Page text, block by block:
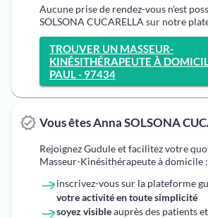
Aucune prise de rendez-vous n'est
SOLSONA CUCARELLA sur notre
TROUVER UN MASSEUR-
KINÉSITHÉRAPEUTE À
PAUL - 97434
Vous êtes Anna SOLSONA
Rejoignez Gudule et facilitez votre
Masseur-Kinésithérapeute à domicile :
inscrivez-vous sur la plateforme
votre activité en toute simplicité
soyez visibleauprès des patients